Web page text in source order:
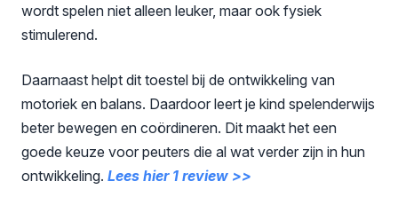
wordt spelen niet alleen leuker, maar ook fysiek
stimulerend.
Daarnaast helpt dit toestel bij de ontwikkeling van
motoriek en balans. Daardoor leert je kind spelenderwijs
beter bewegen en coördineren. Dit maakt het een
goede keuze voor peuters die al wat verder zijn in hun
ontwikkeling. Lees hier 1 review >>